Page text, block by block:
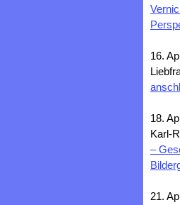
16.
18.
Karl-
–
21.